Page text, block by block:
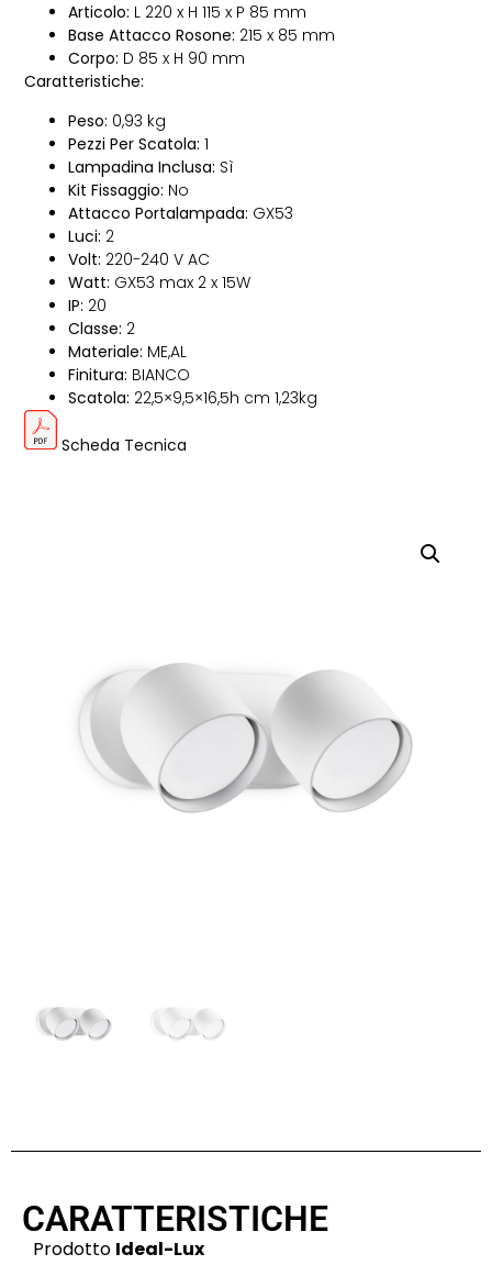
Articolo: L 220 x H 115 x P 85 mm
Base Attacco Rosone: 215 x 85 mm
Corpo: D 85 x H 90 mm
Caratteristiche:
Peso: 0,93 kg
Pezzi Per Scatola: 1
Lampadina Inclusa: Sì
Kit Fissaggio: No
Attacco Portalampada: GX53
Luci: 2
Volt: 220-240 V AC
Watt: GX53 max 2 x 15W
IP: 20
Classe: 2
Materiale: ME,AL
Finitura: BIANCO
Scatola: 22,5×9,5×16,5h cm 1,23kg
Scheda Tecnica
CARATTERISTICHE
Prodotto Ideal-Lux